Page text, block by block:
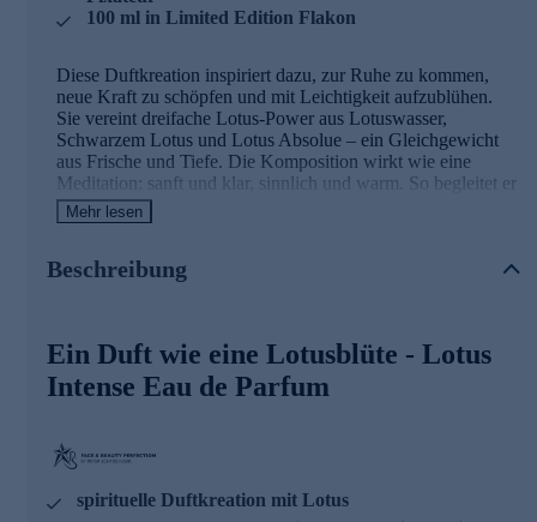
100 ml in Limited Edition Flakon
Diese Duftkreation inspiriert dazu, zur Ruhe zu kommen,
neue Kraft zu schöpfen und mit Leichtigkeit aufzublühen.
Sie vereint dreifache Lotus-Power aus Lotuswasser,
Schwarzem Lotus und Lotus Absolue – ein Gleichgewicht
aus Frische und Tiefe. Die Komposition wirkt wie eine
Meditation: sanft und klar, sinnlich und warm. So begleitet er
Sie den ganzen Tag und Abend wie ein unsichtbares Ritual.
Der Duft ist dank der 20%-igen Parfümöl-Konzentration
Entfaltung der Lotusblüte. Der Duft kommt in einem
soll.
Mit dem neuen Black Lotus Intense Eau de Parfum lädt Sie
Peter Schmidinger auf eine subtropische Duftreise ein, die
aus der Ruhe Kraft schöpft. Inspiriert von der faszinierenden
Symbolik des Lotus, entfaltet sich dieser Duft wie eine
Mehr lesen
Beschreibung
Ein Duft wie eine Lotusblüte - Lotus
Intense Eau de Parfum
spirituelle Duftkreation mit Lotus